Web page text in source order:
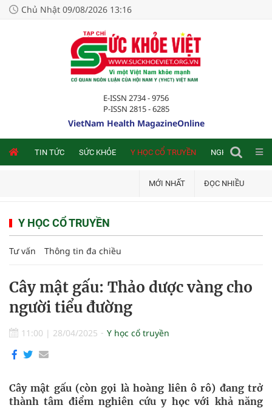
Chủ Nhật 09/08/2026 13:16
E-ISSN 2734 - 9756
P-ISSN 2815 - 6285
VietNam Health MagazineOnline
TIN TỨC SỨC KHỎE Y HỌC CỔ TRUYỀN NGHIÊN CỨU
MỚI NHẤT ĐỌC NHIỀU
Y HỌC CỔ TRUYỀN
Tư vấn Thông tin đa chiều
Cây mật gấu: Thảo dược vàng cho
người tiểu đường
11:00 | 28/04/2025 Y học cổ truyền
Cây mật gấu (còn gọi là hoàng liên ô rô) đang trở
thành tâm điểm nghiên cứu y học với khả năng